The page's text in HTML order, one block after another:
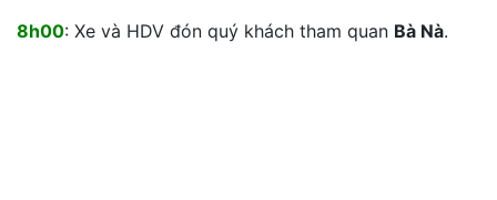
8h00: Xe và HDV đón quý khách tham quan Bà Nà.